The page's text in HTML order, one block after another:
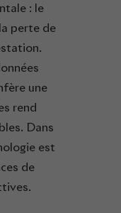
: le
perte de
une
rend
Dans
est
de